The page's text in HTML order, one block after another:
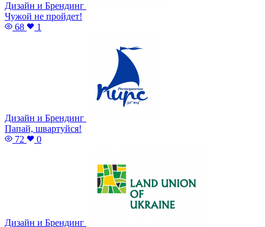
Дизайн и Брендинг
Чужой не пройдет!
68
1
Дизайн и Брендинг
Папай, швартуйся!
72
0
Дизайн и Брендинг